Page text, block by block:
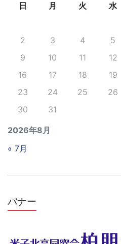
2026年8月
日 月 火 水
2
3 4 5
9
10 11 12
16
17 18 19
23
24 25 26
30
31
« 7月
バナー